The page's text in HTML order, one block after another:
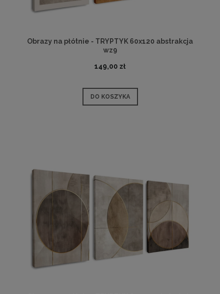
Obrazy na płótnie - TRYPTYK 60x120 abstrakcja
wz9
149,00 zł
DO KOSZYKA